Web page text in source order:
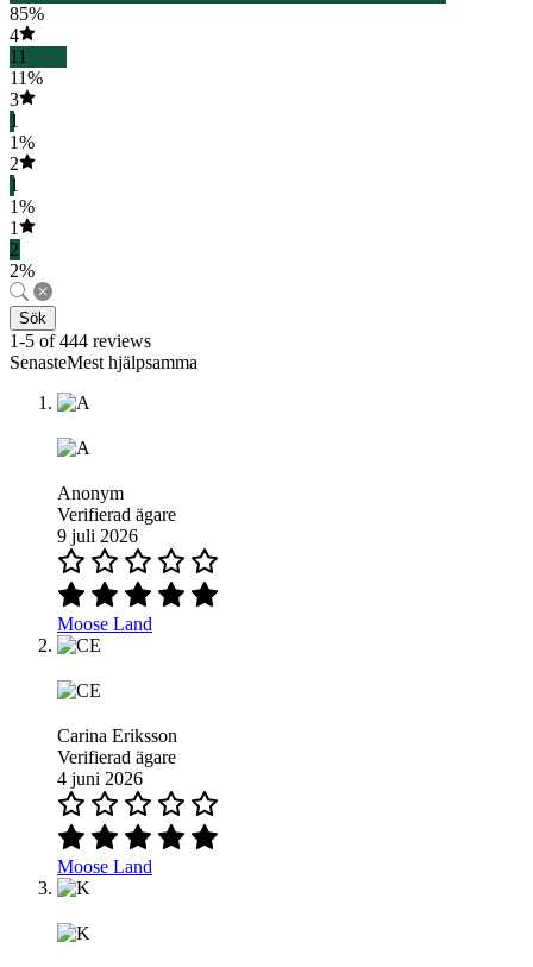
85%
4
11
11%
3
1
1%
2
1
1%
1
2
2%
Sök
1-5 of 444 reviews
SenasteMest hjälpsamma
Anonym
Verifierad ägare
9 juli 2026
Moose Land
Carina Eriksson
Verifierad ägare
4 juni 2026
Moose Land